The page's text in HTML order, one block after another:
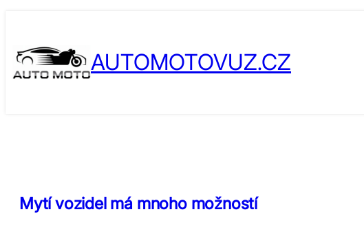
content
AUTOMOTOVUZ.CZ
Mytí vozidel má mnoho možností